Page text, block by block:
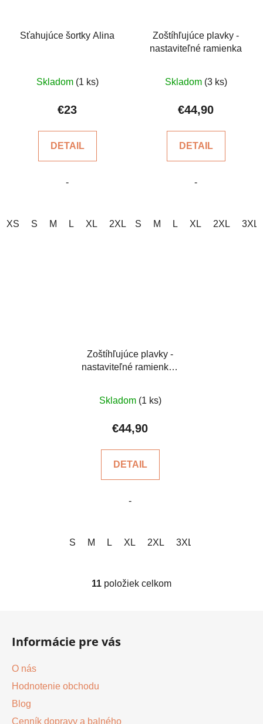
Sťahujúce šortky Alina
hodnotenie
produktu
z
hviezdičiek.
Skladom (1 ks)
€23
DETAIL
-
XS S M L XL 2XL 3XL
Zoštíhľujúce plavky -
nastaviteľné ramienka
hodnotenie
produktu
z
hviezdičiek.
Skladom (3 ks)
€44,90
DETAIL
-
S M L XL 2XL 3XL
Zoštíhľujúce plavky -
nastaviteľné ramienka -
hodnotenie
produktu
z
hviezdičiek.
Skladom (1 ks)
€44,90
DETAIL
-
S M L XL 2XL 3XL
O
11 položiek celkom
Informácie pre vás
O nás
Hodnotenie obchodu
Blog
Cenník dopravy a balného